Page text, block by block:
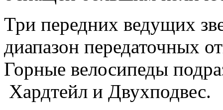
Три передних ведущих
диапазон передаточных
Горные велосипеды
Хардтейл и Двухподвес.